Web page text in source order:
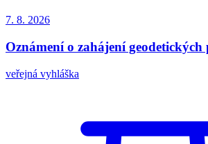
7. 8. 2026
Oznámení o zahájení geodetických
veřejná vyhláška